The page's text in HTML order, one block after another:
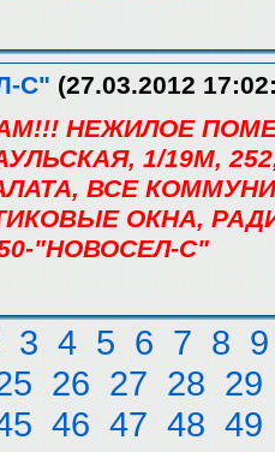
С" (27.03.2012
НЕЖИЛОЕ
1/19М,
ВСЕ
ОКНА,
"НОВОСЕЛ-С"
3 4 5 6 7 8 9
26 27 28 29
46 47 48 49